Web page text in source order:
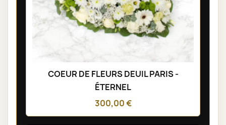
COEUR DE FLEURS DEUIL PARIS -
ÉTERNEL
300,00 €